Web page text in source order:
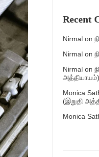
Recent
Nirmal on
Nirmal on
Nirmal on
அத்தியாயம்)
Monica
(இறுதி
Monica